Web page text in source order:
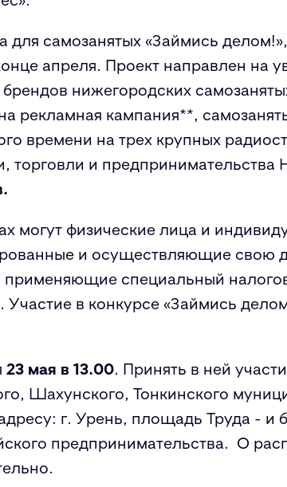
для самозанятых «Займись
апреля. Проект направлен на
нижегородских
рекламная кампания**,
времени на трех крупных
и предпринимательства
могут физические лица и
и осуществляющие свою
применяющие специальный
в конкурсе «Займись
23 мая в 13.00. Принять в ней
Шахунского, Тонкинского
г. Урень, площадь Труда - и
предпринимательства. О